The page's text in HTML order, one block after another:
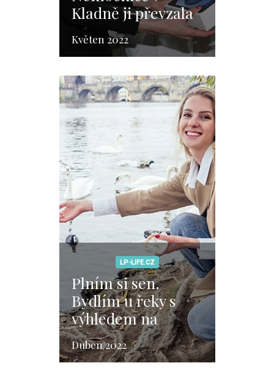
Kladně ji převzala
od nadace a
hokejových Rytířů
Květen 2022
LP-LIFE.CZ
Plním si sen.
Bydlím u řeky s
výhledem na
Pražský hrad
Duben 2022